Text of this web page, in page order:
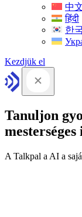
中
हिंदी
한
Kezdjük el
Tanuljon
A Talkpal a AI a